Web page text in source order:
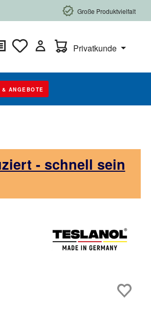
Große Produktvielfalt
Warenkorb enthält 0
Privatkunde
ANGEBOTE
- schnell sein